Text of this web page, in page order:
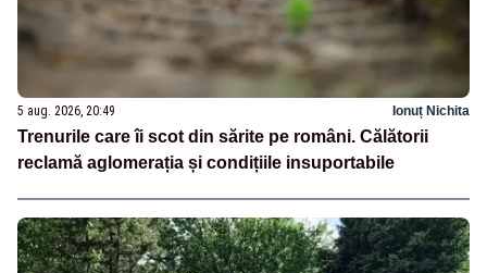
5 aug. 2026, 20:49 Ionuț Nichita
Trenurile care îi scot din sărite pe români. Călătorii
reclamă aglomerația și condițiile insuportabile